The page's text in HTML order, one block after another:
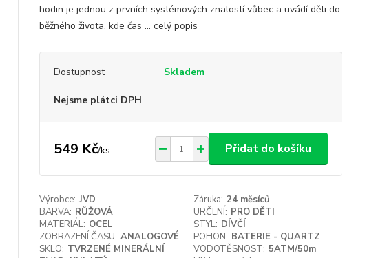
hodin je jednou z prvních systémových znalostí vůbec a uvádí děti do
běžného života, kde čas ... celý popis
Dostupnost Skladem
Nejsme plátci DPH
549 Kč/ks Přidat do košíku
Výrobce: JVD Záruka: 24 měsíců
BARVA: RŮŽOVÁ URČENÍ: PRO DĚTI
MATERIÁL: OCEL STYL: DÍVČÍ
ZOBRAZENÍ ČASU: ANALOGOVÉ POHON: BATERIE - QUARTZ
SKLO: TVRZENÉ MINERÁLNÍ VODOTĚSNOST: 5ATM/50m